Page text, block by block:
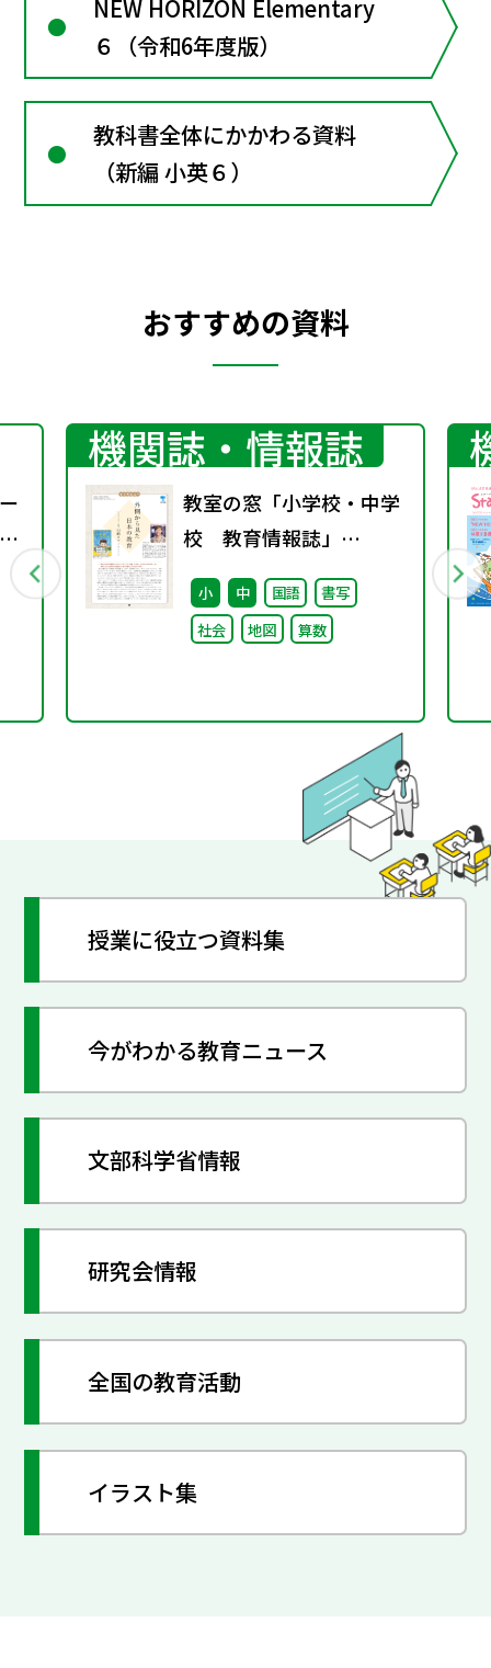
NEW HORIZON Elementary
６（令和6年度版）
教科書全体にかかわる資料
（新編 小英６）
おすすめの資料
機関誌・情報誌
教室の窓「小学校・中学
校 教育情報誌」
vol.76 2025年9月発行
小 中 国語
書写
社会
地図 算数
授業に役立つ資料集
今がわかる教育ニュース
文部科学省情報
研究会情報
全国の教育活動
イラスト集